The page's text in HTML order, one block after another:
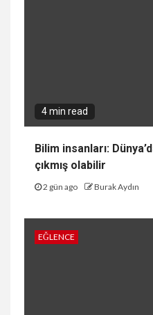
4 min read
Bilim insanları:
çıkmış olabilir
2 gün ago Burak Aydın
EĞLENCE